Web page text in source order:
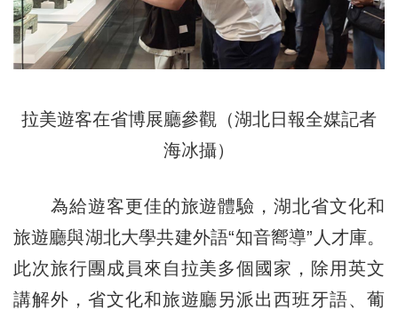
拉美遊客在省博展廳參觀（湖北日報全媒記者
海冰攝）
為給遊客更佳的旅遊體驗，湖北省文化和
旅遊廳與湖北大學共建外語“知音嚮導”人才庫。
此次旅行團成員來自拉美多個國家，除用英文
講解外，省文化和旅遊廳另派出西班牙語、葡